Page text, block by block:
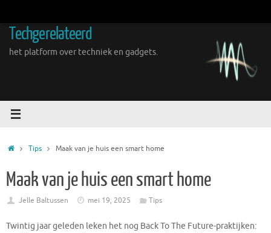
inhoud
Techgerelateerd
het platform over techniek en gadgets.
HomeTips Maak van je huis een smart home
Maak van je huis een smart home
Jelle Baltussen mei 19, 2025 Tips
Twintig jaar geleden leken het nog Back To The Future-praktijken: